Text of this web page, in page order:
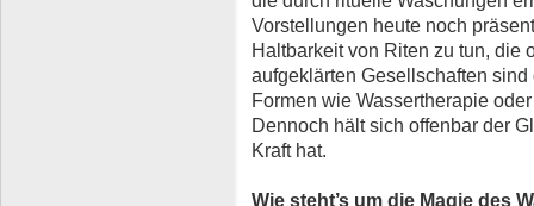
Vorstellungen heute noch
Haltbarkeit von Riten zu tun, die
aufgeklärten Gesellschaften
Formen wie Wassertherapie
Dennoch hält sich offenbar der
Kraft hat.
Wie steht’s um die Magie des